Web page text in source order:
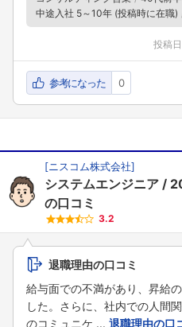
中途入社 5～10年 (投稿時に在職)
投稿
参考になった 0
[ニスコム株式会社]
システムエンジニア
の口コミ
3.2
退職理由の口コミ
給与面での不満があり、昇給
した。さらに、社内での人間
のコミュニケ ... 退職理由の口